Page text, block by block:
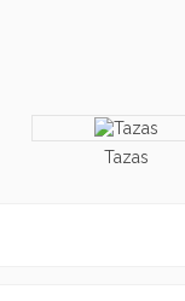
Tazas